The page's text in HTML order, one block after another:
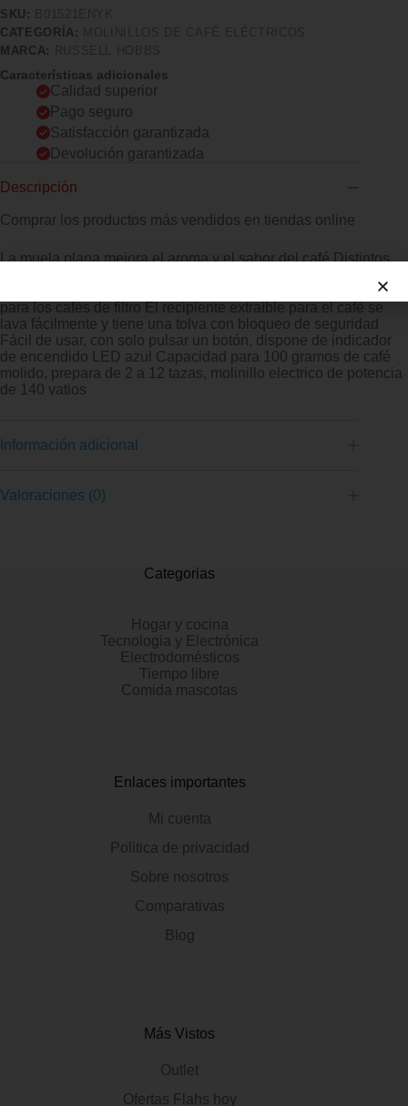
SKU:
CATEGORÍA:
MARCA:
Características adicionales
Calidad superior
Pago seguro
Satisfacción garantizada
Devolución garantizada
Descripción
Comprar los productos más vendidos en tiendas online
La muela plana mejora el aroma y el sabor del café Distintos
para los espresso y los moca; el medio y el grueso se utilizan
para los cafés de filtro El recipiente extraíble para el café se
lava fácilmente y tiene una tolva con bloqueo de seguridad
Fácil de usar, con solo pulsar un botón, dispone de indicador
de encendido LED azul Capacidad para 100 gramos de café
molido, prepara de 2 a 12 tazas, molinillo electrico de potencia
de 140 vatios
Información adicional
Valoraciones (0)
Categorias
Hogar y cocina
Tecnologia y Electrónica
Electrodomésticos
Tiempo libre
Comida mascotas
Enlaces importantes
Mi cuenta
Politica de privacidad
Sobre nosotros
Comparativas
Blog
Más Vistos
Outlet
Ofertas Flahs hoy